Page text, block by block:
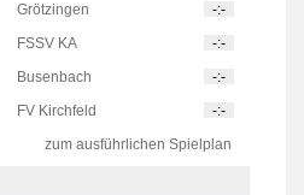
Grötzingen
-:-
FSSV KA
-:-
Busenbach
-:-
FV Kirchfeld
-:-
zum ausführlichen Spielplan